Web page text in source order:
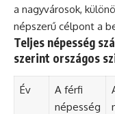
a nagyvárosok,
népszerű célpont a
Teljes népesség
szerint országos
Év
A férfi
népesség